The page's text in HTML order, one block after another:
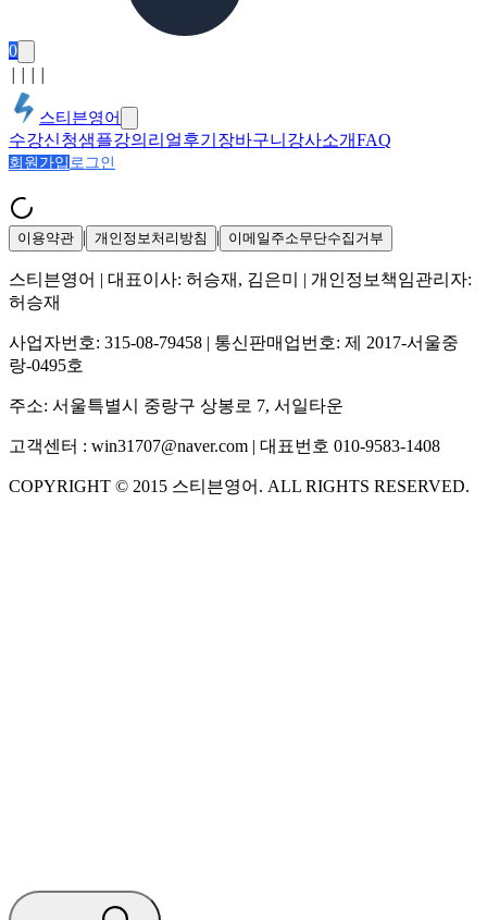
0
스티븐영어
수강신청샘플강의 리얼후기 장바구니 강사소개FAQ
회원가입 로그인
이용약관 | 개인정보처리방침 | 이메일주소무단수집거부
스티븐영어 | 대표이사: 허승재, 김은미
| 개인정보책임관리자:
허승재
사업자번호: 315-08-79458 | 통신판매업번호: 제 2017-서울중
랑-0495호
주소: 서울특별시 중랑구 상봉로 7, 서일타운
고객센터 : win31707@naver.com | 대표번호 010-9583-1408
COPYRIGHT © 2015 스티븐영어 . ALL RIGHTS RESERVED.